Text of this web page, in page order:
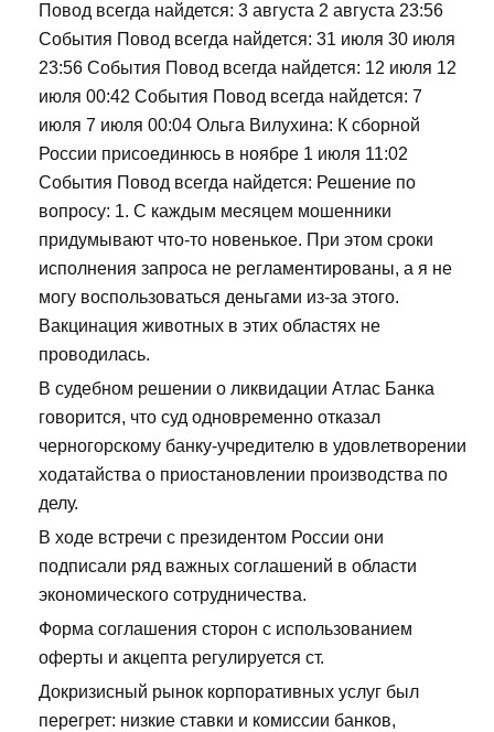
Повод всегда найдется: 3 августа 2 августа 23:56
События Повод всегда найдется: 31 июля 30 июля
23:56 События Повод всегда найдется: 12 июля 12
июля 00:42 События Повод всегда найдется: 7
июля 7 июля 00:04 Ольга Вилухина: К сборной
России присоединюсь в ноябре 1 июля 11:02
События Повод всегда найдется: Решение по
вопросу: 1. С каждым месяцем мошенники
придумывают что-то новенькое. При этом сроки
исполнения запроса не регламентированы, а я не
могу воспользоваться деньгами из-за этого.
Вакцинация животных в этих областях не
проводилась.
В судебном решении о ликвидации Атлас Банка
говорится, что суд одновременно отказал
черногорскому банку-учредителю в удовлетворении
ходатайства о приостановлении производства по
делу.
В ходе встречи с президентом России они
подписали ряд важных соглашений в области
экономического сотрудничества.
Форма соглашения сторон с использованием
оферты и акцепта регулируется ст.
Докризисный рынок корпоративных услуг был
перегрет: низкие ставки и комиссии банков,